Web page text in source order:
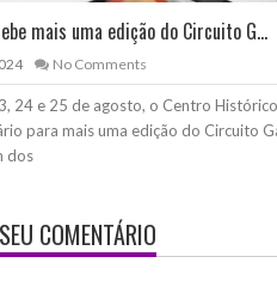
mais uma edição do Circuito G...
No Comments
24 e 25 de agosto, o Centro
para mais uma edição do Circuito
dos
COMENTÁRIO